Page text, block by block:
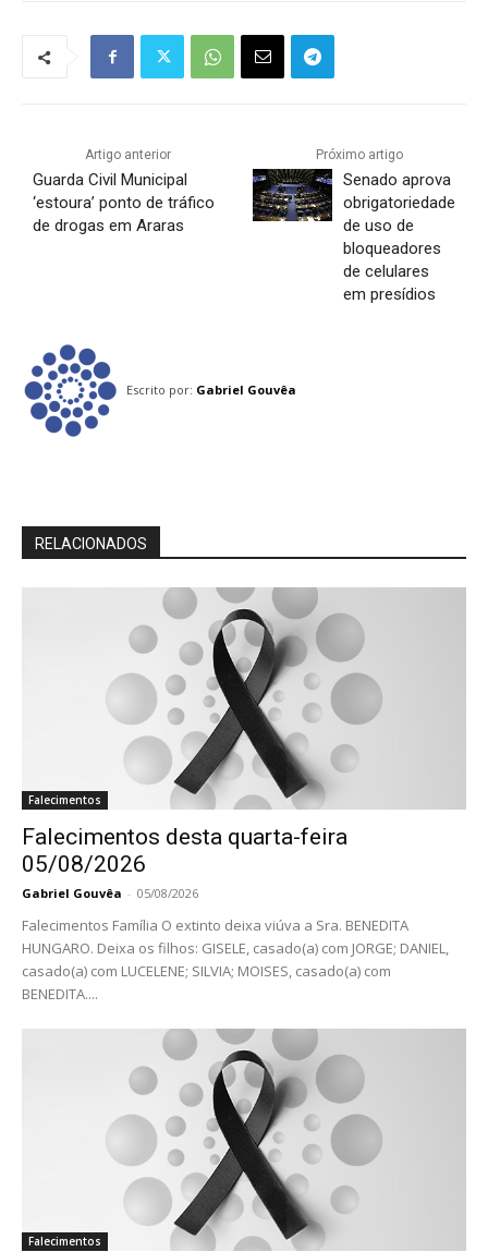
Artigo anterior
Guarda Civil Municipal
‘estoura’ ponto de tráfico
de drogas em Araras
Próximo artigo
Senado aprova
obrigatoriedade
de uso de
bloqueadores
de celulares
em presídios
Escrito por: Gabriel Gouvêa
RELACIONADOS
Falecimentos
Falecimentos desta quarta-feira
05/08/2026
Gabriel Gouvêa - 05/08/2026
Falecimentos Família O extinto deixa viúva a Sra. BENEDITA
HUNGARO. Deixa os filhos: GISELE, casado(a) com JORGE; DANIEL,
casado(a) com LUCELENE; SILVIA; MOISES, casado(a) com
BENEDITA....
Falecimentos